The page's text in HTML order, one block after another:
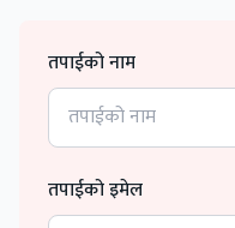
तपाईको नाम
तपाईको इमेल